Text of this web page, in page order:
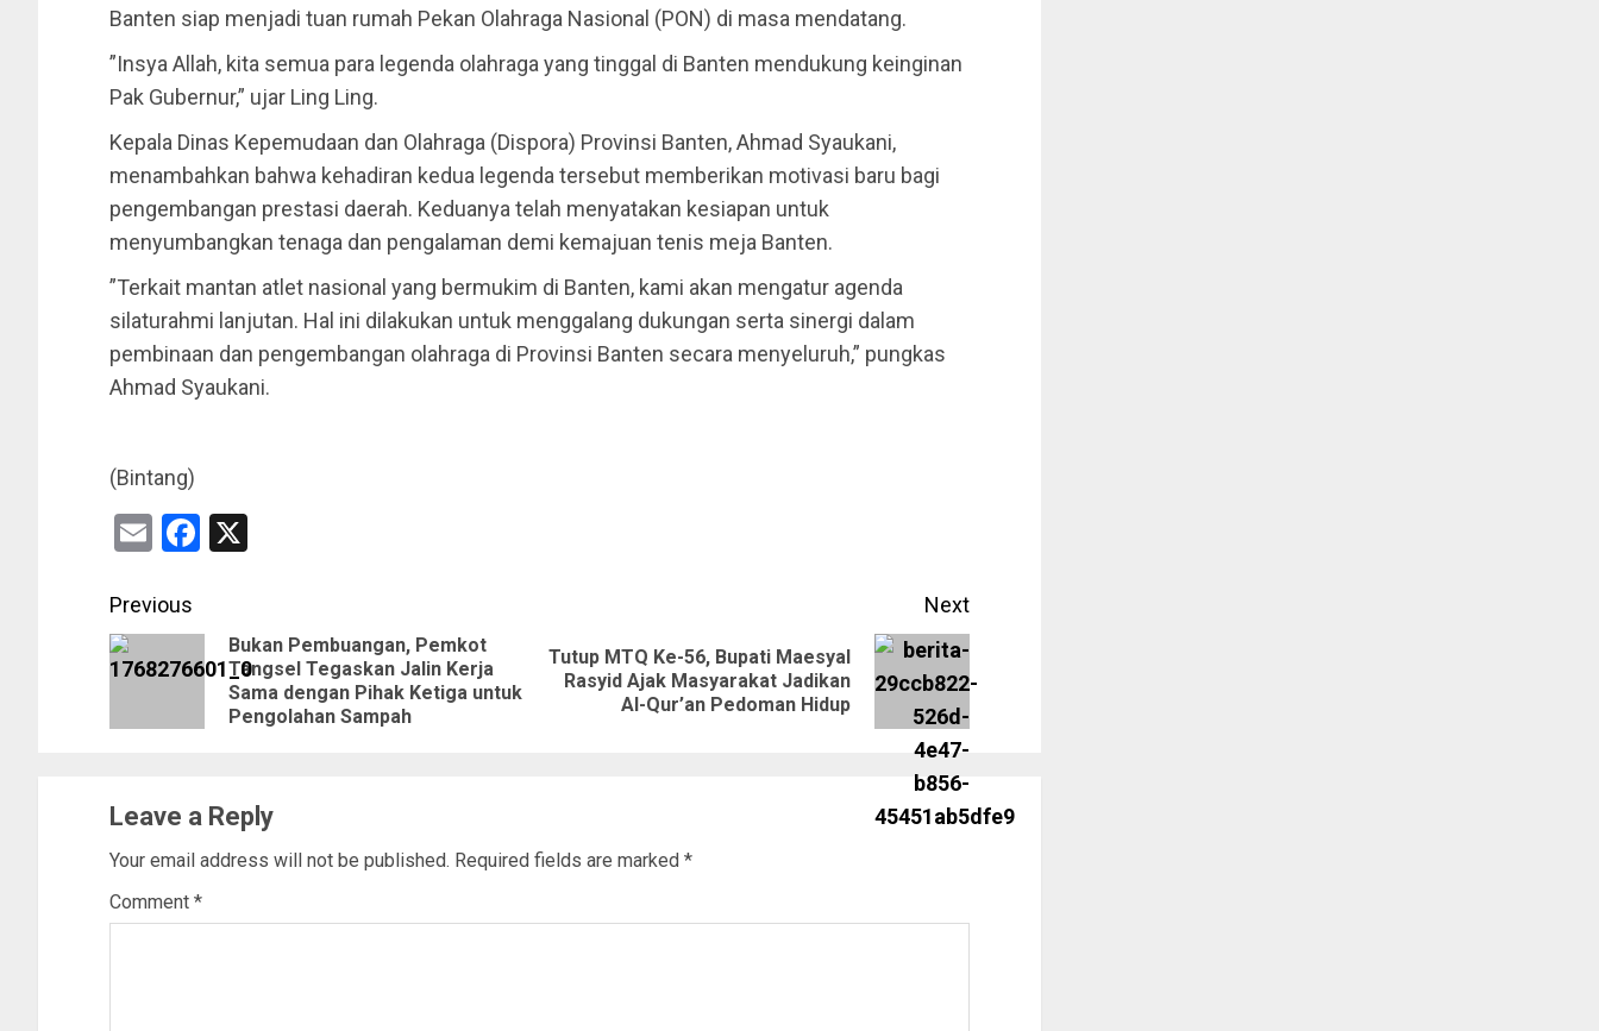
Banten siap menjadi tuan rumah Pekan Olahraga Nasional (PON) di masa mendatang.
​”Insya Allah, kita semua para legenda olahraga yang tinggal di Banten mendukung keinginan
Pak Gubernur,” ujar Ling Ling.
​Kepala Dinas Kepemudaan dan Olahraga (Dispora) Provinsi Banten, Ahmad Syaukani,
menambahkan bahwa kehadiran kedua legenda tersebut memberikan motivasi baru bagi
pengembangan prestasi daerah. Keduanya telah menyatakan kesiapan untuk
menyumbangkan tenaga dan pengalaman demi kemajuan tenis meja Banten.
​”Terkait mantan atlet nasional yang bermukim di Banten, kami akan mengatur agenda
silaturahmi lanjutan. Hal ini dilakukan untuk menggalang dukungan serta sinergi dalam
pembinaan dan pengembangan olahraga di Provinsi Banten secara menyeluruh,” pungkas
Ahmad Syaukani.
(Bintang)
EmailFacebook
Previous
Bukan Pembuangan, Pemkot
Tangsel Tegaskan Jalin Kerja
Sama dengan Pihak Ketiga untuk
Pengolahan Sampah
Next
Tutup MTQ Ke-56, Bupati Maesyal
Rasyid Ajak Masyarakat Jadikan
Al-Qur’an Pedoman Hidup
Leave a Reply
Your email address will not be published. Required fields are marked *
Comment *